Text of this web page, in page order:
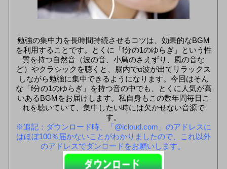
勉強の集中力を長時間持続させるコツは、効果的なBGM
を利用することです。とくに「f分の1のゆらぎ」という性
質を持つ自然音（波の音、小鳥のさえずり、風の音な
ど）やクラシックを聴くと、脳内でα波が出てリラックス
しながら勉強に集中できるようになります。今回はそん
な「f分の1のゆらぎ」を持つ音の中でも、とくに人気が高
いあるBGMをお届けします。私自身もこの数年間毎日こ
れを聴いていて、集中したい時には欠かせない音源で
す。
※追記：ダウンロード時、「@icloud.com」のアドレスに
はほぼ100％届かないことがわかりましたので、これ以外
のアドレスでダンロードをお願いします。